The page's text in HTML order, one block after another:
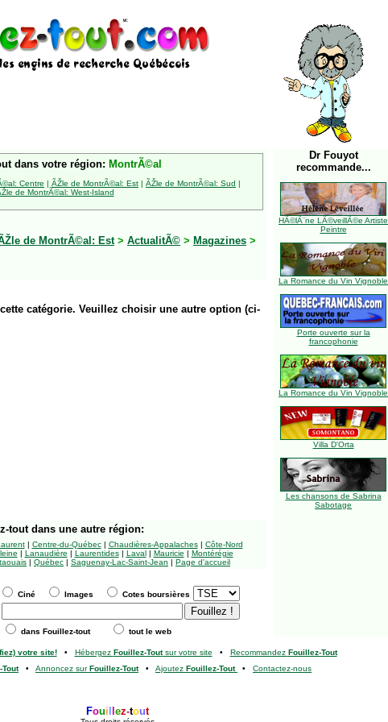
dans votre région: MontrÃ©al
Centre | ÃŽle de MontrÃ©al: Est | ÃŽle de MontrÃ©al: Sud |
de MontrÃ©al: West-Island
de MontrÃ©al: Est > ActualitÃ© > Magazines >
catégorie. Veuillez choisir une autre option (ci-
Dr Fouyot
recommande...
HÃ©lÃ¨ne LÃ©veillÃ©e Artiste
Peintre
La Romance du Vin Vignoble
Porte ouverte sur la
francophonie
La Romance du Vin Vignoble
Villa D'Orta
Les chansons de Sabrina
Sabotage
toutdans une autre région:
| Centre-du-Québec| Chaudières-Appalaches| Côte-Nord
| Lanaudière | Laurentides| Laval| Mauricie | Montérégie
| Québec | Saguenay-Lac-Saint-Jean | Page d'accueil
Ciné Images Cotes boursières
dans Fouillez-tout tout le web
votre site!• Hébergez Fouillez-Toutsur votre site • Recommandez Fouillez-Tout
Tout• Annoncez surFouillez-Tout• Ajoutez Fouillez-Tout • Contactez-nous
Foui ez-tout